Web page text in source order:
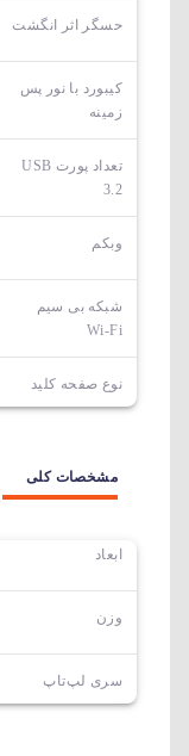
حسگر اثر انگشت
کیبورد با نور پس
زمینه
تعداد پورت USB
3.2
وبکم
شبکه بی سیم
Wi-Fi
نوع صفحه کلید
مشخصات کلی
ابعاد
وزن
سری لپ‌تاپ